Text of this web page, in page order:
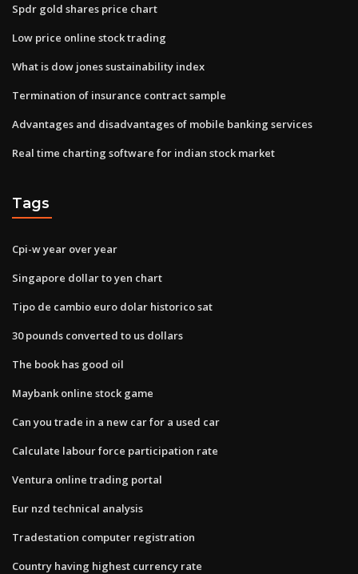
Spdr gold shares price chart
Low price online stock trading
What is dow jones sustainability index
Termination of insurance contract sample
Advantages and disadvantages of mobile banking services
Real time charting software for indian stock market
Tags
Cpi-w year over year
Singapore dollar to yen chart
Tipo de cambio euro dolar historico sat
30 pounds converted to us dollars
The book has good oil
Maybank online stock game
Can you trade in a new car for a used car
Calculate labour force participation rate
Ventura online trading portal
Eur nzd technical analysis
Tradestation computer registration
Country having highest currency rate